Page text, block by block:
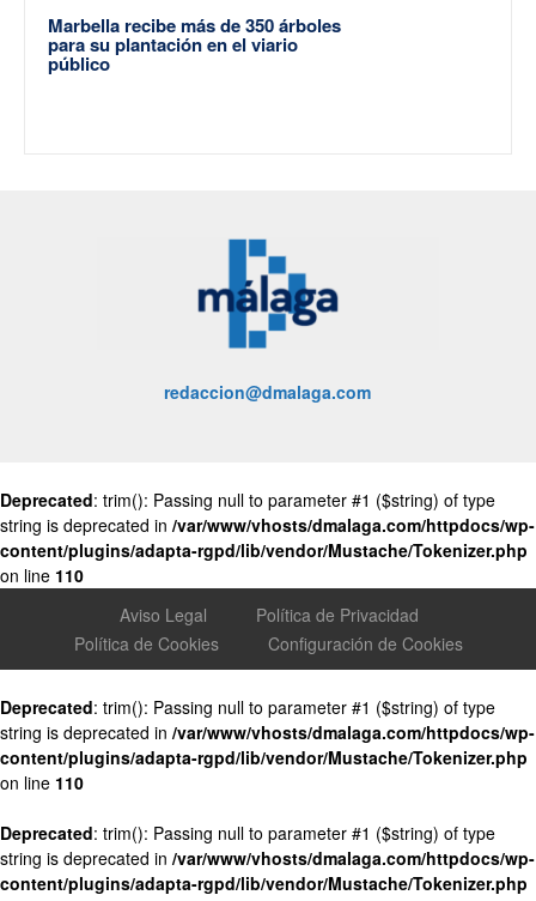
Marbella recibe más de 350 árboles
para su plantación en el viario
público
redaccion@dmalaga.com
Deprecated: trim(): Passing null to parameter #1 ($string) of type
string is deprecated in /var/www/vhosts/dmalaga.com/httpdocs/wp-
content/plugins/adapta-rgpd/lib/vendor/Mustache/Tokenizer.php
on line 110
Aviso Legal
Política de Privacidad
Política de Cookies
Configuración de Cookies
Deprecated: trim(): Passing null to parameter #1 ($string) of type
string is deprecated in /var/www/vhosts/dmalaga.com/httpdocs/wp-
content/plugins/adapta-rgpd/lib/vendor/Mustache/Tokenizer.php
on line 110
Deprecated: trim(): Passing null to parameter #1 ($string) of type
string is deprecated in /var/www/vhosts/dmalaga.com/httpdocs/wp-
content/plugins/adapta-rgpd/lib/vendor/Mustache/Tokenizer.php